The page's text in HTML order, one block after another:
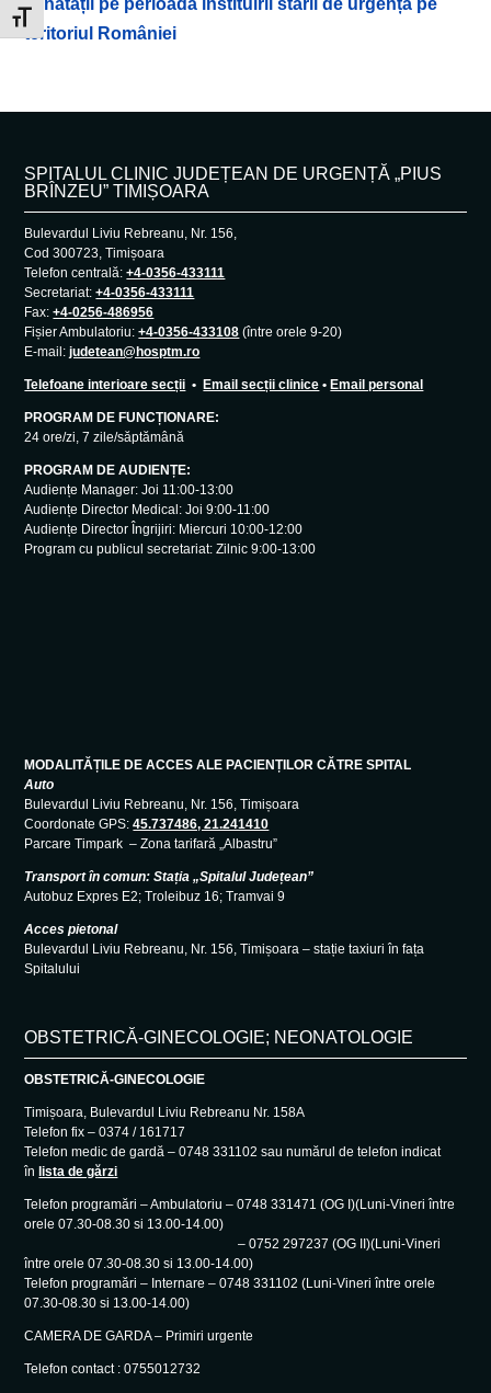
Toggle Font size
sănătății pe perioada instituirii stării de urgență pe
teritoriul României
SPITALUL CLINIC JUDEȚEAN DE URGENȚĂ „PIUS
BRÎNZEU” TIMIȘOARA
Bulevardul Liviu Rebreanu, Nr. 156,
Cod 300723, Timișoara
Telefon centrală:+4-0356-433111
Secretariat:+4-0356-433111
Fax:+4-0256-486956
Fișier Ambulatoriu:+4-0356-433108 (între orele 9-20)
E-mail:judetean@hosptm.ro
Telefoane interioare secții •Email secții clinice •Email personal
PROGRAM DE FUNCȚIONARE:
24 ore/zi, 7 zile/săptămână
PROGRAM DE AUDIENȚE:
Audiențe Manager: Joi 11:00-13:00
Audiențe Director Medical: Joi 9:00-11:00
Audiențe Director Îngrijiri: Miercuri 10:00-12:00
Program cu publicul secretariat: Zilnic 9:00-13:00
MODALITĂȚILE DE ACCES ALE PACIENȚILOR CĂTRE SPITAL
Auto
Bulevardul Liviu Rebreanu, Nr. 156, Timișoara
Coordonate GPS:45.737486, 21.241410
Parcare Timpark – Zona tarifară „Albastru”
Transport în comun: Stația „Spitalul Județean”
Autobuz Expres E2; Troleibuz 16; Tramvai 9
Acces pietonal
Bulevardul Liviu Rebreanu, Nr. 156, Timișoara – stație taxiuri în fața
Spitalului
OBSTETRICĂ-GINECOLOGIE; NEONATOLOGIE
OBSTETRICĂ-GINECOLOGIE
Timișoara, Bulevardul Liviu Rebreanu Nr. 158A
Telefon fix – 0374 / 161717
Telefon medic de gardă – 0748 331102 sau numărul de telefon indicat
în lista de gărzi
Telefon programări – Ambulatoriu – 0748 331471 (OG I)(Luni-Vineri între
orele 07.30-08.30 si 13.00-14.00)
– 0752 297237 (OG II)(Luni-Vineri
între orele 07.30-08.30 si 13.00-14.00)
Telefon programări – Internare – 0748 331102 (Luni-Vineri între orele
07.30-08.30 si 13.00-14.00)
CAMERA DE GARDA – Primiri urgente
Telefon contact : 0755012732